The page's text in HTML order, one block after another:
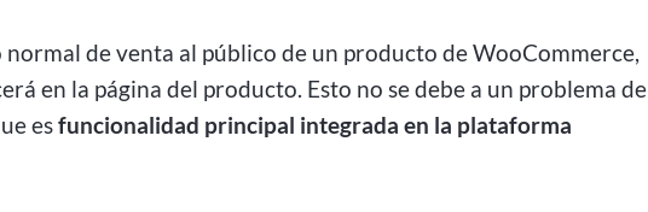
de venta al público de un producto de WooCommerce,
en la página del producto. Esto no se debe a un problema
esfuncionalidad principal integrada en la plataforma